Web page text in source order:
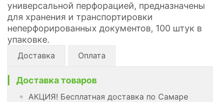
универсальной перфорацией, предназначены
для хранения и транспортировки
неперфорированных документов, 100 штук в
упаковке.
Доставка Оплата
Доставка товаров
АКЦИЯ! Бесплатная доставка по Самаре